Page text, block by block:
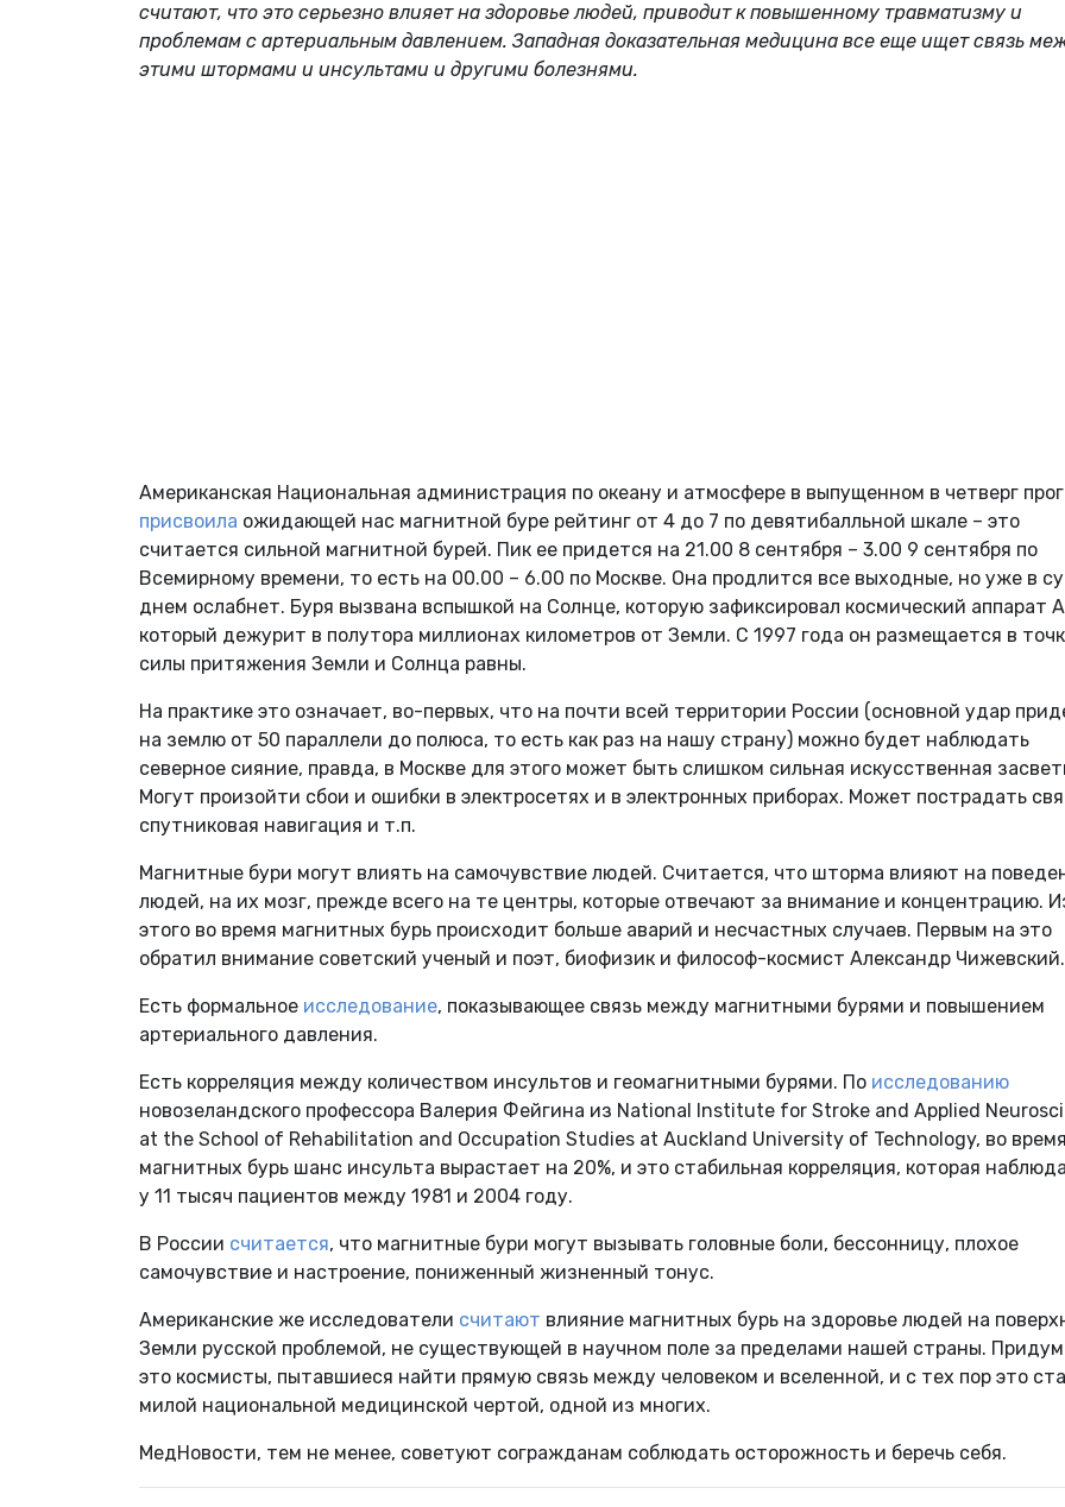
считают, что это серьезно влияет на здоровье людей, приводит к повышенному травматизму и
проблемам с артериальным давлением. Западная доказательная медицина все еще ищет связь
этими штормами и инсультами и другими болезнями.
Американская Национальная администрация по океану и атмосфере в выпущенном в четверг
присвоила ожидающей нас магнитной буре рейтинг от 4 до 7 по девятибалльной шкале – это
считается сильной магнитной бурей. Пик ее придется на 21.00 8 сентября – 3.00 9 сентября по
Всемирному времени, то есть на 00.00 – 6.00 по Москве. Она продлится все выходные, но уже в
днем ослабнет. Буря вызвана вспышкой на Солнце, которую зафиксировал космический аппарат
который дежурит в полутора миллионах километров от Земли. С 1997 года он размещается в
силы притяжения Земли и Солнца равны.
На практике это означает, во-первых, что на почти всей территории России (основной удар
на землю от 50 параллели до полюса, то есть как раз на нашу страну) можно будет наблюдать
северное сияние, правда, в Москве для этого может быть слишком сильная искусственная
Могут произойти сбои и ошибки в электросетях и в электронных приборах. Может пострадать
спутниковая навигация и т.п.
Магнитные бури могут влиять на самочувствие людей. Считается, что шторма влияют на
людей, на их мозг, прежде всего на те центры, которые отвечают за внимание и концентрацию.
этого во время магнитных бурь происходит больше аварий и несчастных случаев. Первым на это
обратил внимание советский ученый и поэт, биофизик и философ-космист Александр Чижевский.
Есть формальное исследование, показывающее связь между магнитными бурями и повышением
артериального давления.
Есть корреляция между количеством инсультов и геомагнитными бурями. По исследованию
новозеландского профессора Валерия Фейгина из National Institute for Stroke and Applied
at the School of Rehabilitation and Occupation Studies at Auckland University of Technology, во время
магнитных бурь шанс инсульта вырастает на 20%, и это стабильная корреляция, которая
у 11 тысяч пациентов между 1981 и 2004 году.
В России считается, что магнитные бури могут вызывать головные боли, бессонницу, плохое
самочувствие и настроение, пониженный жизненный тонус.
Американские же исследователи считают влияние магнитных бурь на здоровье людей на
Земли русской проблемой, не существующей в научном поле за пределами нашей страны.
это космисты, пытавшиеся найти прямую связь между человеком и вселенной, и с тех пор это
милой национальной медицинской чертой, одной из многих.
МедНовости, тем не менее, советуют согражданам соблюдать осторожность и беречь себя.